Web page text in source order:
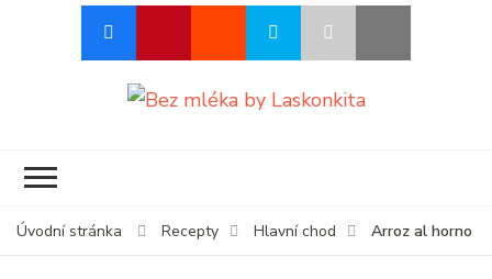
Úvodní stránka Recepty Hlavní chod Arroz al horno